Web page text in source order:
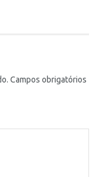
Campos obrigatórios